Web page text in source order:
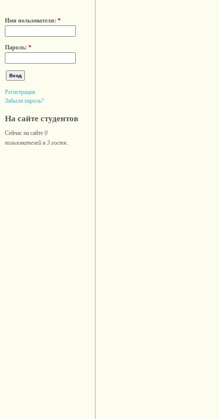
Имя пользователя: *
Пароль: *
Регистрация
Забыли пароль?
На сайте студентов
Сейчас на сайте 0
пользователей и 3 гостя